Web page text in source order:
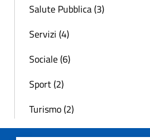
Salute Pubblica (3)
Servizi (4)
Sociale (6)
Sport (2)
Turismo (2)